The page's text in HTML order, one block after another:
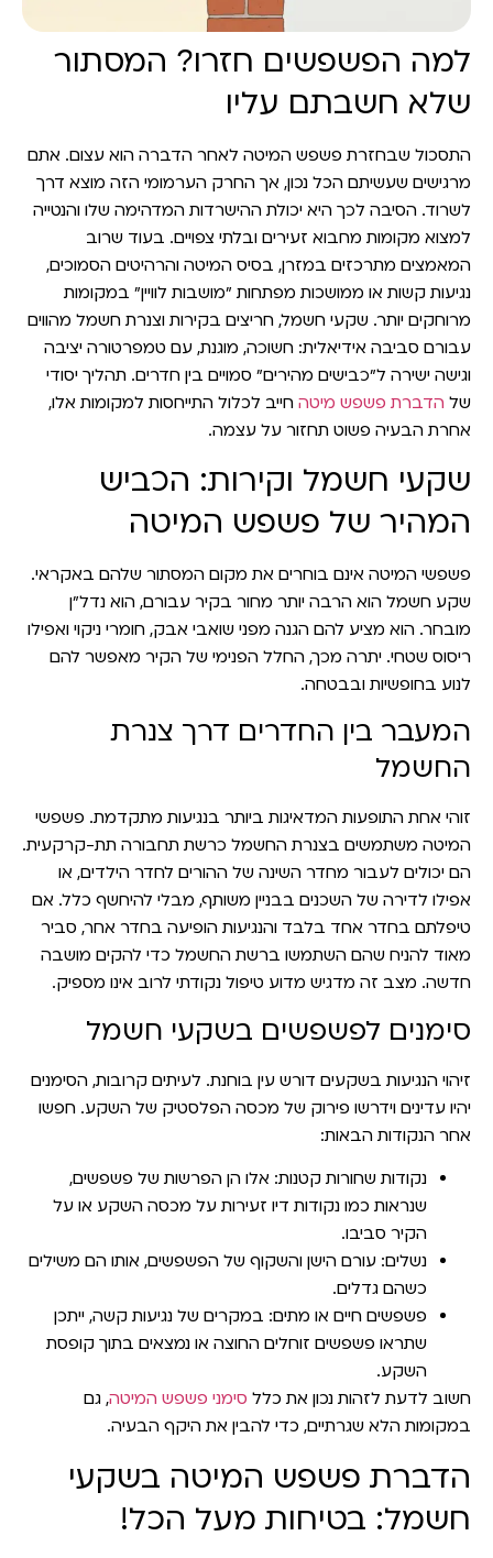
למה הפשפשים חזרו? המסתור
שלא חשבתם עליו
התסכול שבחזרת פשפש המיטה לאחר הדברה הוא עצום. אתם
מרגישים שעשיתם הכל נכון, אך החרק הערמומי הזה מוצא דרך
לשרוד. הסיבה לכך היא יכולת ההישרדות המדהימה שלו והנטייה
למצוא מקומות מחבוא זעירים ובלתי צפויים. בעוד שרוב
המאמצים מתרכזים במזרן, בסיס המיטה והרהיטים הסמוכים,
נגיעות קשות או ממושכות מפתחות "מושבות לוויין" במקומות
מרוחקים יותר. שקעי חשמל, חריצים בקירות וצנרת חשמל מהווים
עבורם סביבה אידיאלית: חשוכה, מוגנת, עם טמפרטורה יציבה
וגישה ישירה ל"כבישים מהירים" סמויים בין חדרים. תהליך יסודי
של הדברת פשפש מיטה חייב לכלול התייחסות למקומות אלו,
אחרת הבעיה פשוט תחזור על עצמה.
שקעי חשמל וקירות: הכביש
המהיר של פשפש המיטה
פשפשי המיטה אינם בוחרים את מקום המסתור שלהם באקראי.
שקע חשמל הוא הרבה יותר מחור בקיר עבורם, הוא נדל"ן
מובחר. הוא מציע להם הגנה מפני שואבי אבק, חומרי ניקוי ואפילו
ריסוס שטחי. יתרה מכך, החלל הפנימי של הקיר מאפשר להם
לנוע בחופשיות ובבטחה.
המעבר בין החדרים דרך צנרת
החשמל
זוהי אחת התופעות המדאיגות ביותר בנגיעות מתקדמת. פשפשי
המיטה משתמשים בצנרת החשמל כרשת תחבורה תת-קרקעית.
הם יכולים לעבור מחדר השינה של ההורים לחדר הילדים, או
אפילו לדירה של השכנים בבניין משותף, מבלי להיחשף כלל. אם
טיפלתם בחדר אחד בלבד והנגיעות הופיעה בחדר אחר, סביר
מאוד להניח שהם השתמשו ברשת החשמל כדי להקים מושבה
חדשה. מצב זה מדגיש מדוע טיפול נקודתי לרוב אינו מספיק.
סימנים לפשפשים בשקעי חשמל
זיהוי הנגיעות בשקעים דורש עין בוחנת. לעיתים קרובות, הסימנים
יהיו עדינים וידרשו פירוק של מכסה הפלסטיק של השקע. חפשו
אחר הנקודות הבאות:
נקודות שחורות קטנות: אלו הן הפרשות של פשפשים,
שנראות כמו נקודות דיו זעירות על מכסה השקע או על
הקיר סביבו.
נשלים: עורם הישן והשקוף של הפשפשים, אותו הם משילים
כשהם גדלים.
פשפשים חיים או מתים: במקרים של נגיעות קשה, ייתכן
שתראו פשפשים זוחלים החוצה או נמצאים בתוך קופסת
השקע.
חשוב לדעת לזהות נכון את כלל סימני פשפש המיטה, גם
במקומות הלא שגרתיים, כדי להבין את היקף הבעיה.
הדברת פשפש המיטה בשקעי
חשמל: בטיחות מעל הכל!